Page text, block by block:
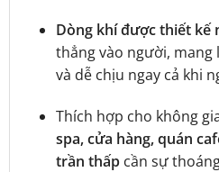
Dòng khí được thiết kế
thẳng vào người, mang
và dễ chịu ngay cả khi
Thích hợp cho không
spa, cửa hàng, quán
trần thấpcần sự